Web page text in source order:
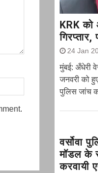
KRK को
गिरप्तार,
24 Jan
मुंबई: अँधेरी
जनवरी को
पुलिस जांच
वर्सोवा
मॉडल के